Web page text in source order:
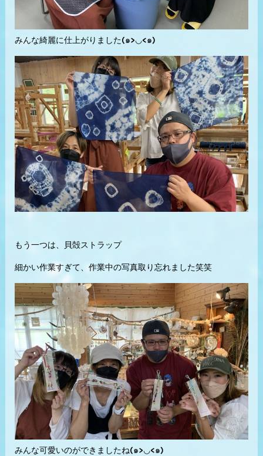
みんな綺麗に仕上がりました(๑>◡<๑)
もう一つは、貝殻ストラップ
細かい作業すぎて、作業中の写真取り忘れました笑笑
みんな可愛いのができましたね(๑>◡<๑)